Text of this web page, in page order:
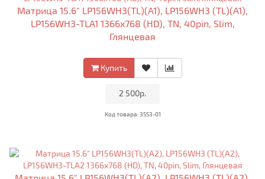
Матрица 15.6" LP156WH3(TL)(A1), LP156WH3 (TL)(A1),
LP156WH3-TLA1 1366x768 (HD), TN, 40pin, Slim,
Глянцевая
Купить
2 500р.
Код товара: 3553-01